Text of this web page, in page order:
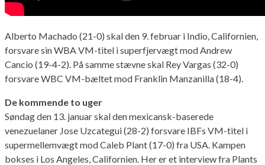
Alberto Machado (21-0) skal den 9. februar i Indio, Californien,
forsvare sin WBA VM-titel i superfjervægt mod Andrew
Cancio (19-4-2). På samme stævne skal Rey Vargas (32-0)
forsvare WBC VM-bæltet mod Franklin Manzanilla (18-4).
De kommende to uger
Søndag den 13. januar skal den mexicansk-baserede
venezuelaner Jose Uzcategui (28-2) forsvare IBFs VM-titel i
supermellemvægt mod Caleb Plant (17-0) fra USA. Kampen
bokses i Los Angeles, Californien. Her er et interview fra Plants